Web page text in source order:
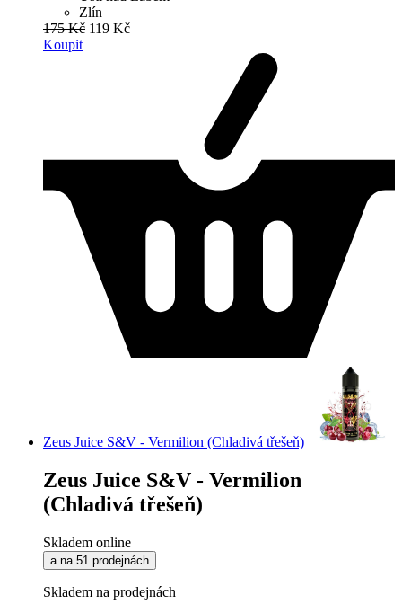
Zlín
175 Kč 119 Kč
Koupit
Zeus Juice S&V - Vermilion (Chladivá třešeň)
Zeus Juice S&V - Vermilion
(Chladivá třešeň)
Skladem online
a na 51 prodejnách
Skladem na prodejnách